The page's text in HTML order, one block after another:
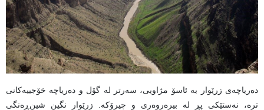
دەریاچەی زرێوار بە ئاسۆ مژاویی، سەرتر لە گۆل و دەریاچە خۆجییەکانی
ترە، نەستێکی پڕ لە بیرەروەری و چیرۆکە. زرێوار نگین شین‌ڕەنگی